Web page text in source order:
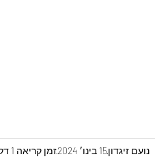
נועם זיגדון15 בינו׳ 2024 זמן קריאה 1 דקות